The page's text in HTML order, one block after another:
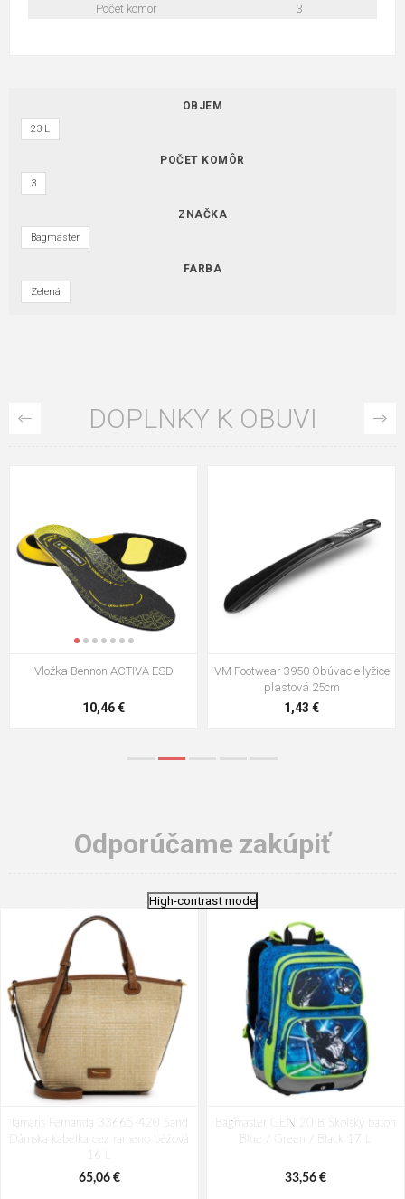
Počet komor 3
OBJEM
23 L
POČET KOMÔR
3
ZNAČKA
Bagmaster
FARBA
Zelená
DOPLNKY K OBUVI
VM Footwear 3009 Vkladacia
5,21 €
VM Footwear 3102 Šnúrky ploché
0,79 €
Odporúčame zakúpiť
High-contrast mode
Tamaris Fernanda 33665-420 Sand
Dámska kabelka cez rameno béžová
16 L
65,06 €
Bagmaster GEN 20 B Školský batoh
Blue / Green / Black 17 L
33,56 €